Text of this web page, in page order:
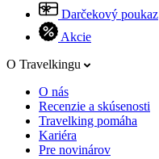
Darčekový poukaz
Akcie
O Travelkingu
O nás
Recenzie a skúsenosti
Travelking pomáha
Kariéra
Pre novinárov